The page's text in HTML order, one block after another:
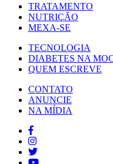
TRATAMENTO
NUTRIÇÃO
MEXA-SE
TECNOLOGIA
DIABETES NA
QUEM ESCREVE
CONTATO
ANUNCIE
NA MÍDIA